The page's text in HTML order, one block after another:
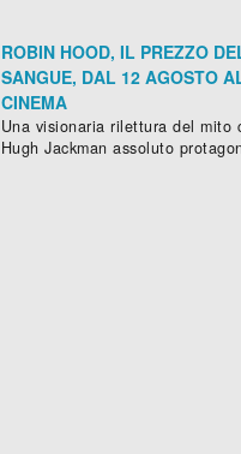
ROBIN HOOD, IL PREZZO
SANGUE, DAL 12 AGOSTO
CINEMA
Una visionaria rilettura del mito
Hugh Jackman assoluto